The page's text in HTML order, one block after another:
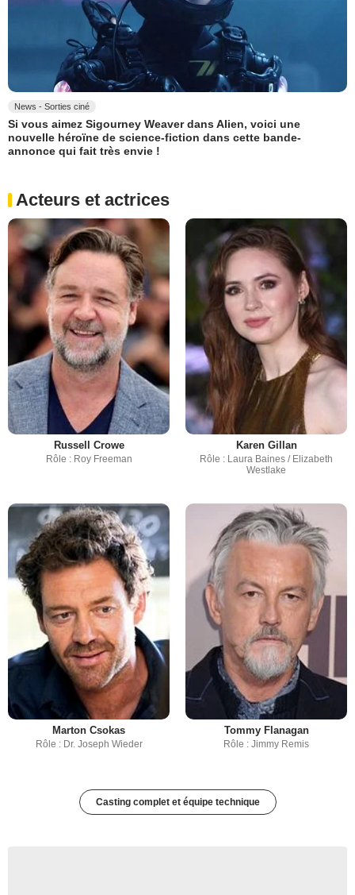
News - Sorties ciné
Si vous aimez Sigourney Weaver dans Alien, voici une
nouvelle héroïne de science-fiction dans cette bande-
annonce qui fait très envie !
Acteurs et actrices
Russell Crowe
Rôle : Roy Freeman
Karen Gillan
Rôle : Laura Baines / Elizabeth
Westlake
Marton Csokas
Rôle : Dr. Joseph Wieder
Tommy Flanagan
Rôle : Jimmy Remis
Casting complet et équipe technique